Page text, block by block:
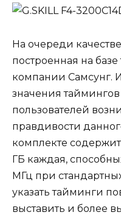
На очереди
построенная на
компании Самсунг.
значения таймингов
пользователей
правдивости
комплекте
ГБ каждая,
МГц при
указать тайминги
выставить и более